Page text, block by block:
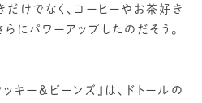
だけでなく、コーヒーやお茶好き
らにパワーアップしたのだそう。
キー＆ビーンズ』は、ドトールの